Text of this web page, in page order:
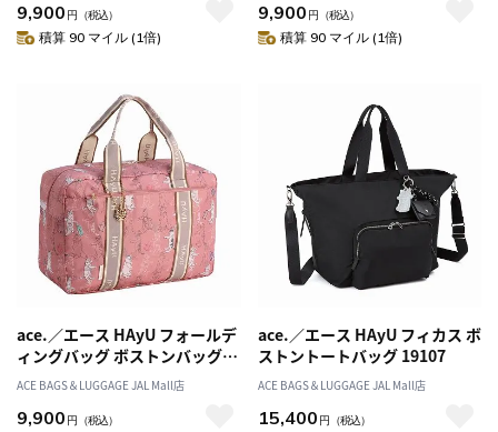
9,900 円 （税込）
積算 90 マイル (1倍)
9,900 円 （税込）
積算 90 マイル (1倍)
ace.／エース HAyU フォールデ
ィングバッグ ボストンバッグ
17863
ACE BAGS＆LUGGAGE JAL Mall店
9,900 円 （税込）
ace.／エース HAyU フィカス ボ
ストントートバッグ 19107
ACE BAGS＆LUGGAGE JAL Mall店
15,400 円 （税込）